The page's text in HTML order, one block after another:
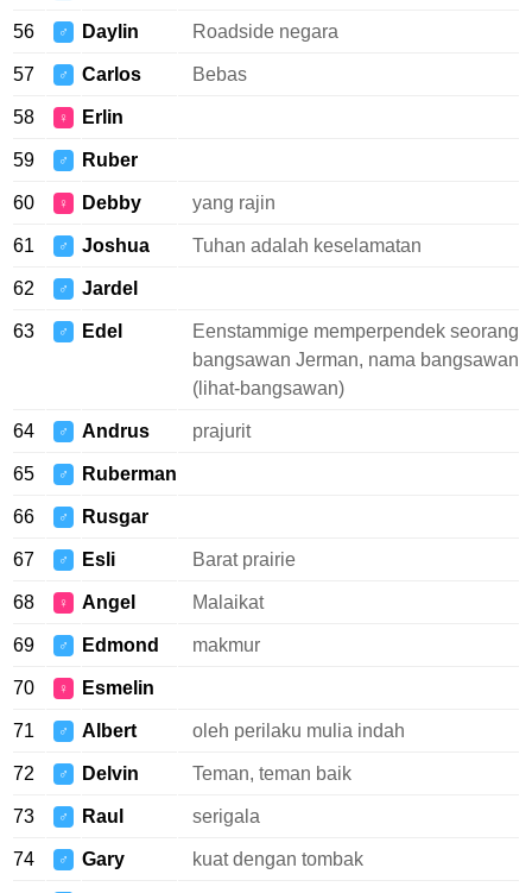
56 ♂ Daylin Roadside negara
57 ♂ Carlos Bebas
58 ♀ Erlin
59 ♂ Ruber
60 ♀ Debby yang rajin
61 ♂ Joshua Tuhan adalah keselamatan
62 ♂ Jardel
63 ♂ Edel
Eenstammige memperpendek seorang
bangsawan Jerman, nama bangsawan
(lihat-bangsawan)
64 ♂ Andrus prajurit
65 ♂ Ruberman
66 ♂ Rusgar
67 ♂ Esli Barat prairie
68 ♀ Angel Malaikat
69 ♂ Edmond makmur
70 ♀ Esmelin
71 ♂ Albert oleh perilaku mulia indah
72 ♂ Delvin Teman, teman baik
73 ♂ Raul serigala
74 ♂ Gary kuat dengan tombak